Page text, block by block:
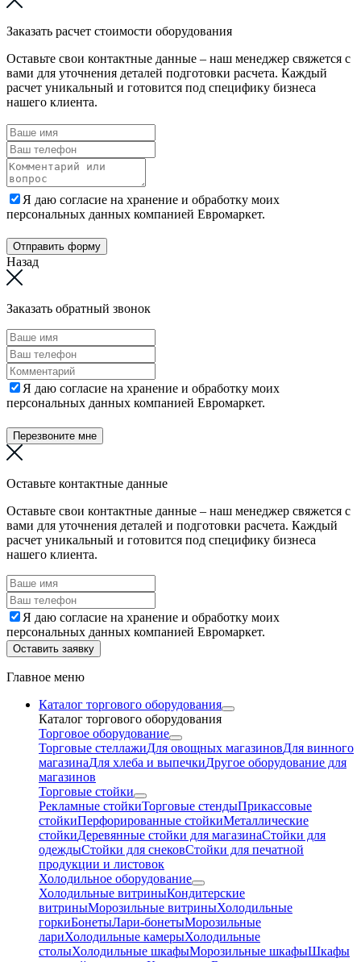
Заказать расчет стоимости оборудования
Оставьте свои контактные данные – наш менеджер свяжется с
вами для уточнения деталей подготовки расчета. Каждый
расчет уникальный и готовится под специфику бизнеса
нашего клиента.
Я даю согласие на хранение и обработку моих
персональных данных компанией Евромаркет.
Отправить форму
Назад
Заказать обратный звонок
Я даю согласие на хранение и обработку моих
персональных данных компанией Евромаркет.
Перезвоните мне
Оставьте контактные данные
Оставьте свои контактные данные – наш менеджер свяжется с
вами для уточнения деталей и подготовки расчета. Каждый
расчет уникальный и готовится под специфику бизнеса
нашего клиента.
Я даю согласие на хранение и обработку моих
персональных данных компанией Евромаркет.
Оставить заявку
Главное меню
Каталог торгового оборудования
Каталог торгового оборудования
Торговое оборудование
Торговые стеллажиДля овощных магазиновДля винного
магазинаДля хлеба и выпечкиДругое оборудование для
магазинов
Торговые стойки
Рекламные стойкиТорговые стендыПрикассовые
стойкиПерфорированные стойкиМеталлические
стойкиДеревянные стойки для магазинаСтойки для
одеждыСтойки для снековСтойки для печатной
продукции и листовок
Холодильное оборудование
Холодильные витриныКондитерские
витриныМорозильные витриныХолодильные
горкиБонетыЛари-бонетыМорозильные
лариХолодильные камерыХолодильные
столыХолодильные шкафыМорозильные шкафыШкафы